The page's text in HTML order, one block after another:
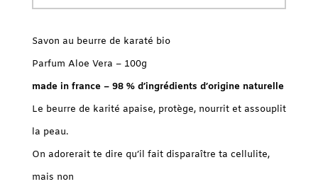
Savon au beurre de karaté bio
Parfum Aloe Vera – 100g
made in france – 98 % d’ingrédients d’origine naturelle
Le beurre de karité apaise, protège, nourrit et assouplit
la peau.
On adorerait te dire qu’il fait disparaître ta cellulite,
mais non